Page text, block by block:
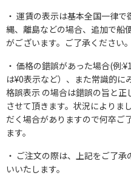
運賃の表示は基本全国一律
縄、離島などの場合、追加で船
がございます。ご了承ください。
価格の錯誤があった場合(例
は¥0表示など）、また常識的に
格誤表示 の場合は錯誤の旨と
させて頂きます。状況によりま
だく場合がありますので何卒ご
ます。
ご注文の際は、上記をご了
いいたします。